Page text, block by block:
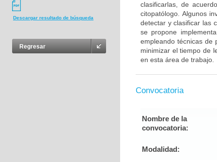
Descargar resultado de búsqueda
Regresar
clasificarlas, de
citopatólogo. Algunos
detectar y clasificar las
se propone
empleando técnicas de
minimizar el tiempo de
en esta área de trabajo.
Convocatoria
Nombre de la
convocatoria:
Modalidad: